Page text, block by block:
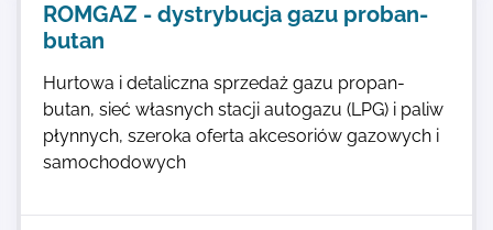
Kontakt
ROMGAZ - dystrybucja gazu proban-
butan
Hurtowa i detaliczna sprzedaż gazu propan-
butan, sieć własnych stacji autogazu (LPG) i paliw
płynnych, szeroka oferta akcesoriów gazowych i
samochodowych